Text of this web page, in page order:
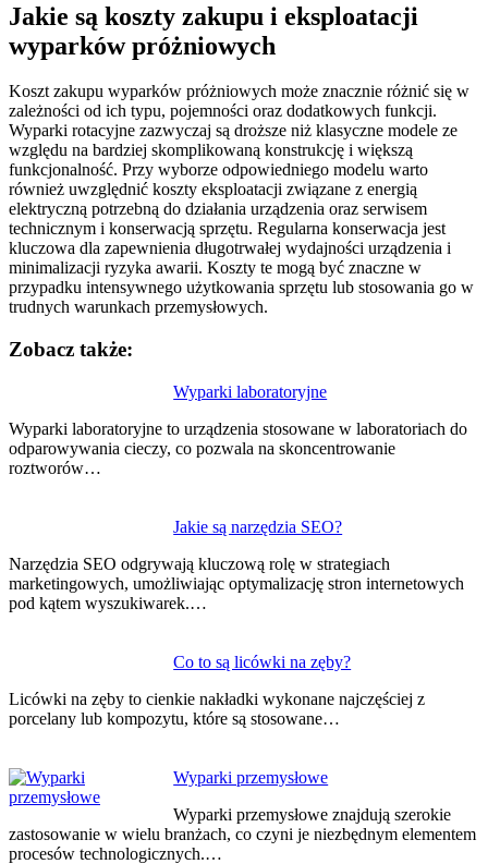
Jakie są koszty zakupu i eksploatacji
wyparków próżniowych
Koszt zakupu wyparków próżniowych może znacznie różnić się w
zależności od ich typu, pojemności oraz dodatkowych funkcji.
Wyparki rotacyjne zazwyczaj są droższe niż klasyczne modele ze
względu na bardziej skomplikowaną konstrukcję i większą
funkcjonalność. Przy wyborze odpowiedniego modelu warto
również uwzględnić koszty eksploatacji związane z energią
elektryczną potrzebną do działania urządzenia oraz serwisem
technicznym i konserwacją sprzętu. Regularna konserwacja jest
kluczowa dla zapewnienia długotrwałej wydajności urządzenia i
minimalizacji ryzyka awarii. Koszty te mogą być znaczne w
przypadku intensywnego użytkowania sprzętu lub stosowania go w
trudnych warunkach przemysłowych.
Zobacz także:
Wyparki laboratoryjne
Wyparki laboratoryjne to urządzenia stosowane w laboratoriach do
odparowywania cieczy, co pozwala na skoncentrowanie
roztworów…
Jakie są narzędzia SEO?
Narzędzia SEO odgrywają kluczową rolę w strategiach
marketingowych, umożliwiając optymalizację stron internetowych
pod kątem wyszukiwarek.…
Co to są licówki na zęby?
Licówki na zęby to cienkie nakładki wykonane najczęściej z
porcelany lub kompozytu, które są stosowane…
Wyparki przemysłowe
Wyparki przemysłowe znajdują szerokie
zastosowanie w wielu branżach, co czyni je niezbędnym elementem
procesów technologicznych.…
wpisu